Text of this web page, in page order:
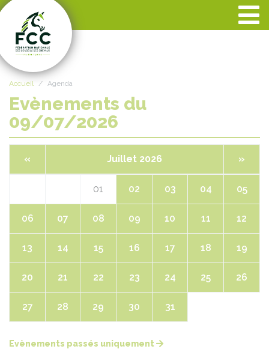
Accueil Agenda
Evènements du
09/07/2026
« Juillet 2026 »
01 02 03 04 05
06 07 08 09 10 11 12
13 14 15 16 17 18 19
20 21 22 23 24 25 26
27 28 29 30 31
Evènements passés uniquement
Panneau de gestion des cookies